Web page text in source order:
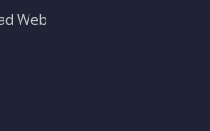
Web